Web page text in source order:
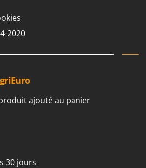
2020
ajouté au panier
30 jours